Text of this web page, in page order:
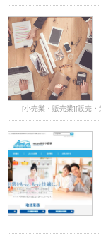
[小売業・販売業][販売